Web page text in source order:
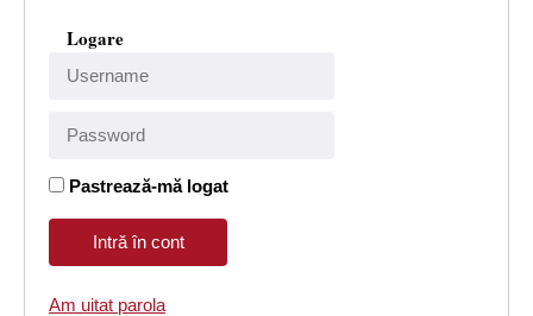
Logare
Pastrează-mă logat
Am uitat parola